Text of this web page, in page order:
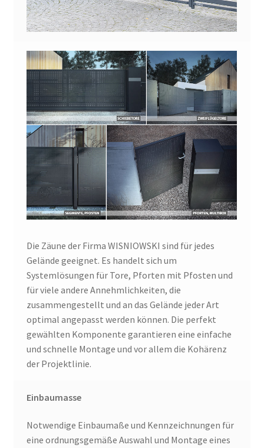
Die Zäune der Firma WISNIOWSKI sind für jedes
Gelände geeignet. Es handelt sich um
Systemlösungen für Tore, Pforten mit Pfosten und
für viele andere Annehmlichkeiten, die
zusammengestellt und an das Gelände jeder Art
optimal angepasst werden können. Die perfekt
gewählten Komponente garantieren eine einfache
und schnelle Montage und vor allem die Kohärenz
der Projektlinie.
Einbaumasse
Notwendige Einbaumaße und Kennzeichnungen für
eine ordnungsgemäße Auswahl und Montage eines